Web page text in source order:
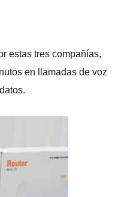
estas tres compañí­as,
en llamadas de voz